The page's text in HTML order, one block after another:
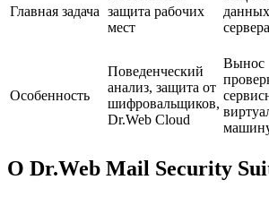
Главная задача защита рабочих
мест
Особенность
Поведенческий
анализ, защита от
шифровальщиков,
Dr.Web Cloud
Вынос
О Dr.Web Mail Security